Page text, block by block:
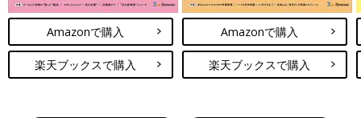
Amazonで購入
楽天ブックスで購入
Amazonで購入
楽天ブックスで購入